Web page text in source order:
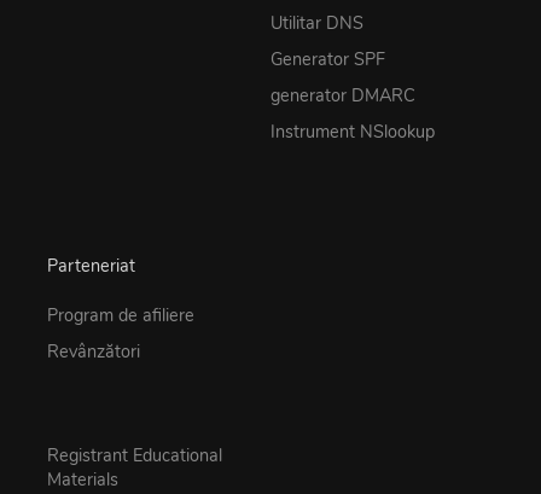
Utilitar DNS
Generator SPF
generator DMARC
Instrument NSlookup
Parteneriat
Program de afiliere
Revânzători
Registrant Educational
Materials